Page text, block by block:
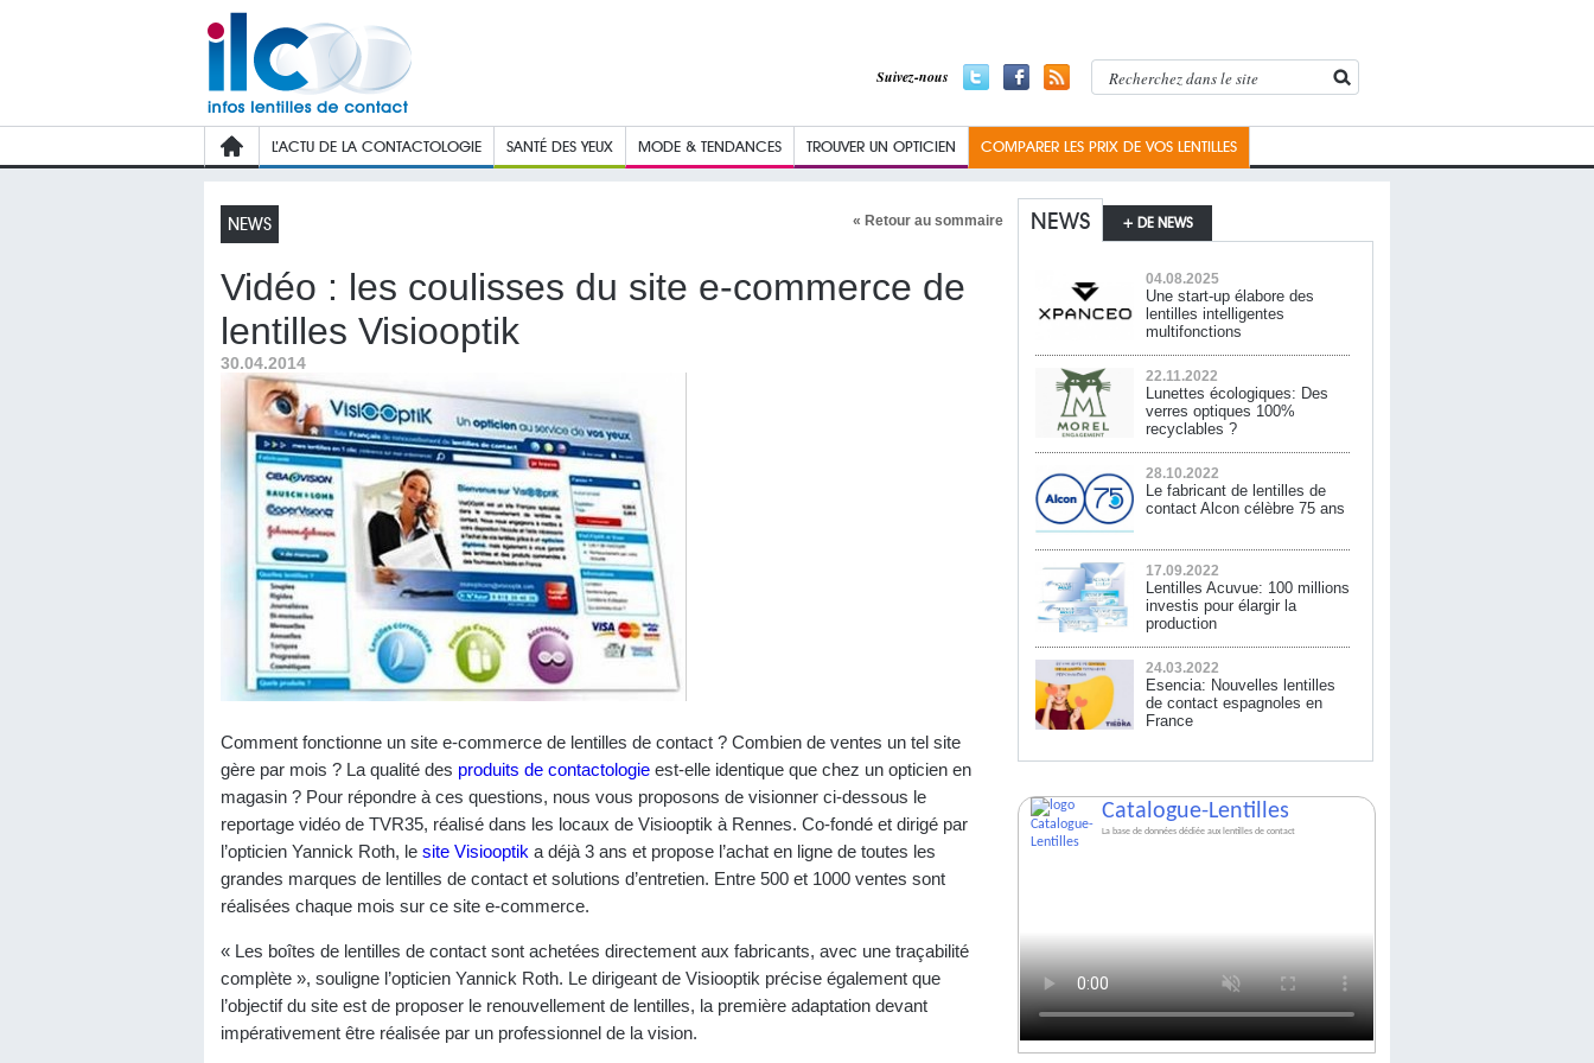
Suivez-nous
L’ACTU DE LA CONTACTOLOGIE SANTÉ DES YEUX MODE & TENDANCES TROUVER UN OPTICIEN COMPARER LES PRIX DE VOS LENTILLES
NEWS « Retour au sommaire
Vidéo : les coulisses du site e-commerce de
lentilles Visiooptik
30.04.2014
Comment fonctionne un site e-commerce de lentilles de contact ? Combien de ventes un tel site
gère par mois ? La qualité des produits de contactologie est-elle identique que chez un opticien en
magasin ? Pour répondre à ces questions, nous vous proposons de visionner ci-dessous le
reportage vidéo de TVR35, réalisé dans les locaux de Visiooptik à Rennes. Co-fondé et dirigé par
l’opticien Yannick Roth, le site Visiooptik a déjà 3 ans et propose l’achat en ligne de toutes les
grandes marques de lentilles de contact et solutions d’entretien. Entre 500 et 1000 ventes sont
réalisées chaque mois sur ce site e-commerce.
« Les boîtes de lentilles de contact sont achetées directement aux fabricants, avec une traçabilité
complète », souligne l’opticien Yannick Roth. Le dirigeant de Visiooptik précise également que
l’objectif du site est de proposer le renouvellement de lentilles, la première adaptation devant
impérativement être réalisée par un professionnel de la vision.
NEWS + DE NEWS
04.08.2025
Une start-up élabore des
lentilles intelligentes
multifonctions
22.11.2022
Lunettes écologiques: Des
verres optiques 100%
recyclables ?
28.10.2022
Le fabricant de lentilles de
contact Alcon célèbre 75 ans
17.09.2022
Lentilles Acuvue: 100 millions
investis pour élargir la
production
24.03.2022
Esencia: Nouvelles lentilles
de contact espagnoles en
France
Catalogue-Lentilles
La base de données dédiée aux lentilles de contact